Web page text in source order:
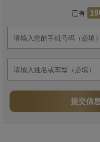
已有
提交信